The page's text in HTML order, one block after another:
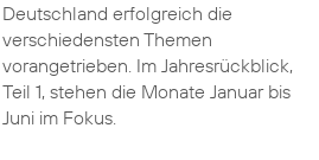
Deutschland erfolgreich die
verschiedensten Themen
vorangetrieben. Im Jahresrückblick,
Teil 1, stehen die Monate Januar bis
Juni im Fokus.